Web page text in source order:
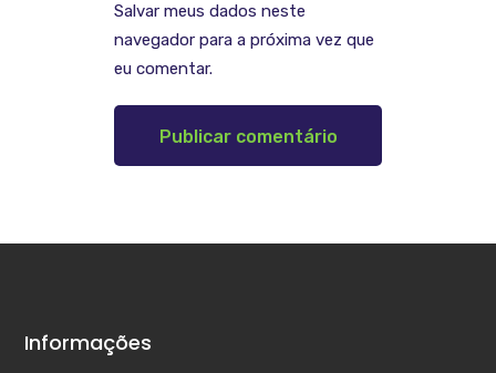
Salvar meus dados neste
navegador para a próxima vez que
eu comentar.
Informações